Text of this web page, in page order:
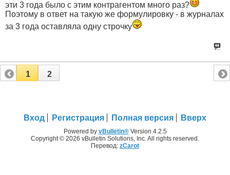
эти 3 года было с этим контрагентом много раз?
Поэтому в ответ на такую же формулировку - в журналах
за 3 года оставляла одну строчку
1 2
Вход Регистрация Полная версия Вверх
Powered by vBulletin®Version 4.2.5
Copyright © 2026 vBulletin Solutions, Inc. All rights reserved.
Перевод: zCarot